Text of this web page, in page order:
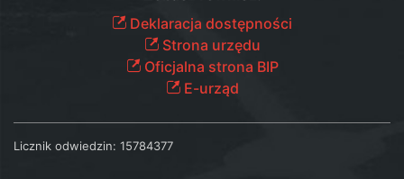
Deklaracja dostępności
Strona urzędu
Oficjalna strona BIP
E-urząd
Licznik odwiedzin: 15784377